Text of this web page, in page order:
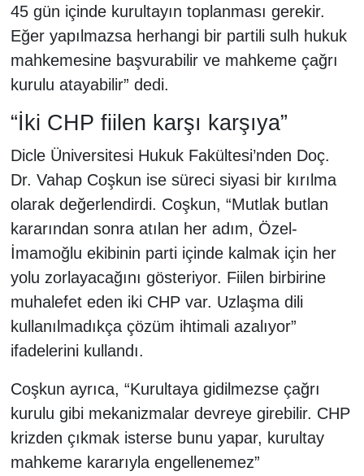
45 gün içinde kurultayın toplanması gerekir.
Eğer yapılmazsa herhangi bir partili sulh hukuk
mahkemesine başvurabilir ve mahkeme çağrı
kurulu atayabilir” dedi.
“İki CHP fiilen karşı karşıya”
Dicle Üniversitesi Hukuk Fakültesi’nden Doç.
Dr. Vahap Coşkun ise süreci siyasi bir kırılma
olarak değerlendirdi. Coşkun, “Mutlak butlan
kararından sonra atılan her adım, Özel-
İmamoğlu ekibinin parti içinde kalmak için her
yolu zorlayacağını gösteriyor. Fiilen birbirine
muhalefet eden iki CHP var. Uzlaşma dili
kullanılmadıkça çözüm ihtimali azalıyor”
ifadelerini kullandı.
Coşkun ayrıca, “Kurultaya gidilmezse çağrı
kurulu gibi mekanizmalar devreye girebilir. CHP
krizden çıkmak isterse bunu yapar, kurultay
mahkeme kararıyla engellenemez”